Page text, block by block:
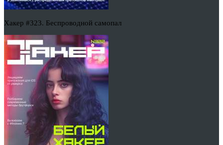
Хакер #323. Беспроводной самопал